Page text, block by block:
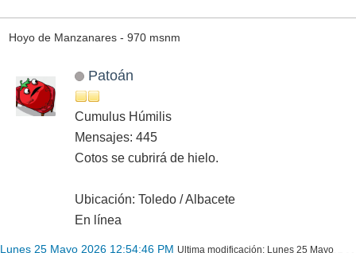
Hoyo de Manzanares - 970 msnm
Patoán
Cumulus Húmilis
Mensajes: 445
Cotos se cubrirá de hielo.
Ubicación: Toledo / Albacete
En línea
Lunes 25 Mayo 2026 12:54:46 PM Ultima modificación: Lunes 25 Mayo